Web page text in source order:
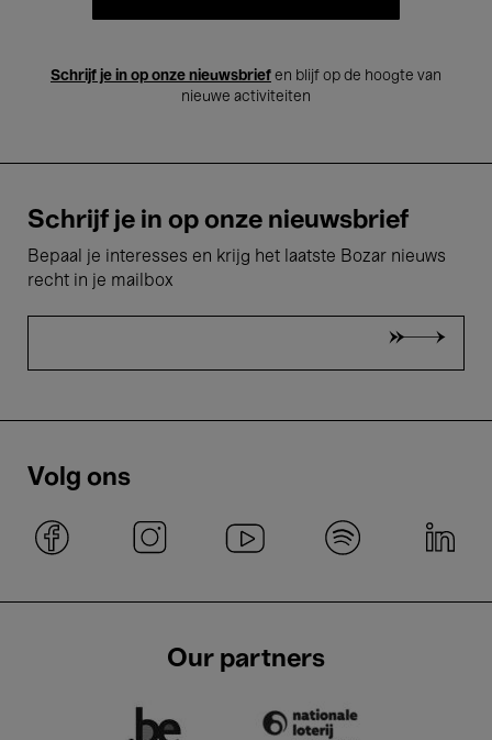
Schrijf je in op onze nieuwsbrief en blijf op de hoogte van
nieuwe activiteiten
Schrijf je in op onze nieuwsbrief
Bepaal je interesses en krijg het laatste Bozar nieuws
recht in je mailbox
Volg ons
Our partners